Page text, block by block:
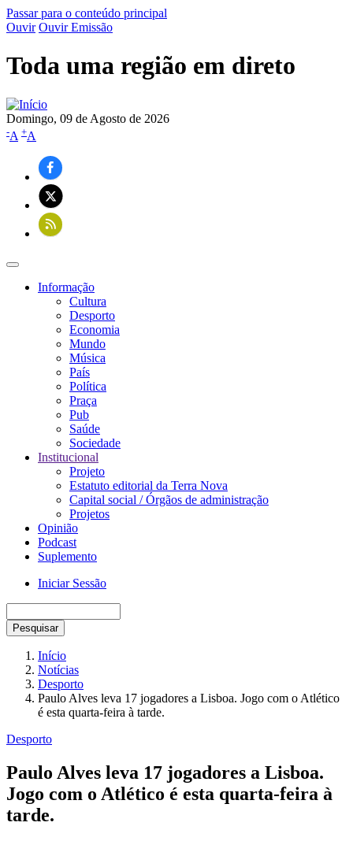
Passar para o conteúdo principal
Ouvir Ouvir Emissão
Toda uma região em direto
Domingo, 09 de Agosto de 2026
-A +A
Navegação
principal
Informação
Cultura
Desporto
Economia
Mundo
Música
País
Política
Praça
Pub
Saúde
Sociedade
Institucional
Projeto
Estatuto editorial da Terra Nova
Capital social / Órgãos de administração
Projetos
Opinião
Podcast
Suplemento
Menu
de
Iniciar Sessão
Navegação
estrutural
Início
Notícias
Desporto
Paulo Alves leva 17 jogadores a Lisboa. Jogo com o Atlético
é esta quarta-feira à tarde.
Desporto
Paulo Alves leva 17 jogadores a Lisboa.
Jogo com o Atlético é esta quarta-feira à
tarde.